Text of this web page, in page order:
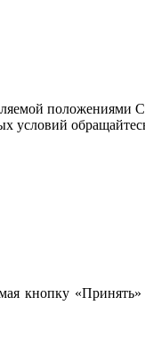
положениями
условий
кнопку